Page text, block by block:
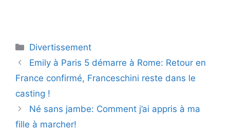
Catégories
Divertissement
Emily à Paris 5 démarre à Rome: Retour en
France confirmé, Franceschini reste dans le
casting !
Né sans jambe: Comment j’ai appris à ma
fille à marcher!